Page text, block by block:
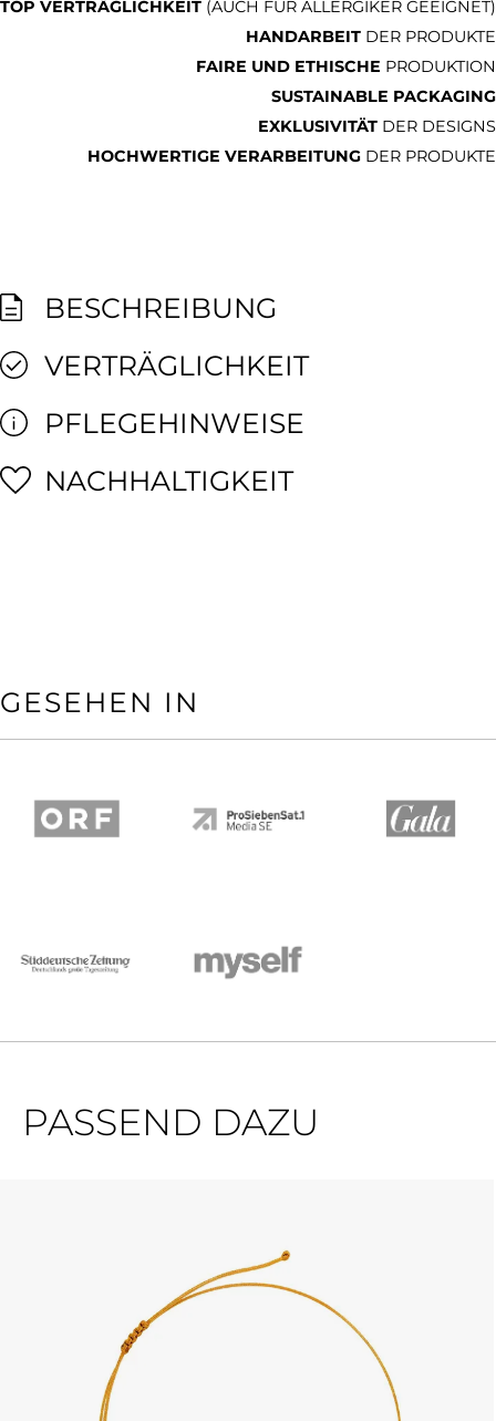
TOP VERTRÄGLICHKEIT (AUCH FÜR ALLERGIKER GEEIGNET)
HANDARBEIT DER PRODUKTE
FAIRE UND ETHISCHE PRODUKTION
SUSTAINABLE PACKAGING
EXKLUSIVITÄT DER DESIGNS
HOCHWERTIGE VERARBEITUNG DER PRODUKTE
BESCHREIBUNG
VERTRÄGLICHKEIT
PFLEGEHINWEISE
NACHHALTIGKEIT
GESEHEN IN
PASSEND DAZU